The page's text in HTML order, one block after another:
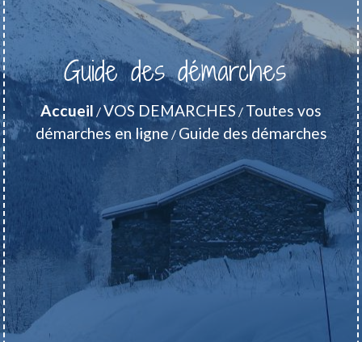
Guide des démarches
Accueil /VOS DEMARCHES / Toutes vos
démarches en ligne / Guide des démarches